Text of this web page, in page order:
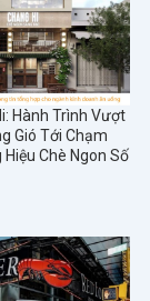
Hành Trình Vượt
Gió Tới Chạm
Chè Ngon Số